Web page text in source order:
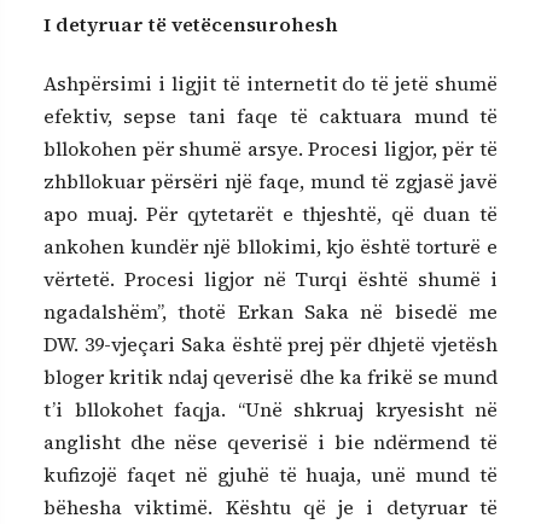
I detyruar të vetëcensurohesh
Ashpërsimi i ligjit të internetit do të jetë shumë
efektiv, sepse tani faqe të caktuara mund të
bllokohen për shumë arsye. Procesi ligjor, për të
zhbllokuar përsëri një faqe, mund të zgjasë javë
apo muaj. Për qytetarët e thjeshtë, që duan të
ankohen kundër një bllokimi, kjo është torturë e
vërtetë. Procesi ligjor në Turqi është shumë i
ngadalshëm”, thotë Erkan Saka në bisedë me
DW. 39-vjeçari Saka është prej për dhjetë vjetësh
bloger kritik ndaj qeverisë dhe ka frikë se mund
t’i bllokohet faqja. “Unë shkruaj kryesisht në
anglisht dhe nëse qeverisë i bie ndërmend të
kufizojë faqet në gjuhë të huaja, unë mund të
bëhesha viktimë. Kështu që je i detyruar të